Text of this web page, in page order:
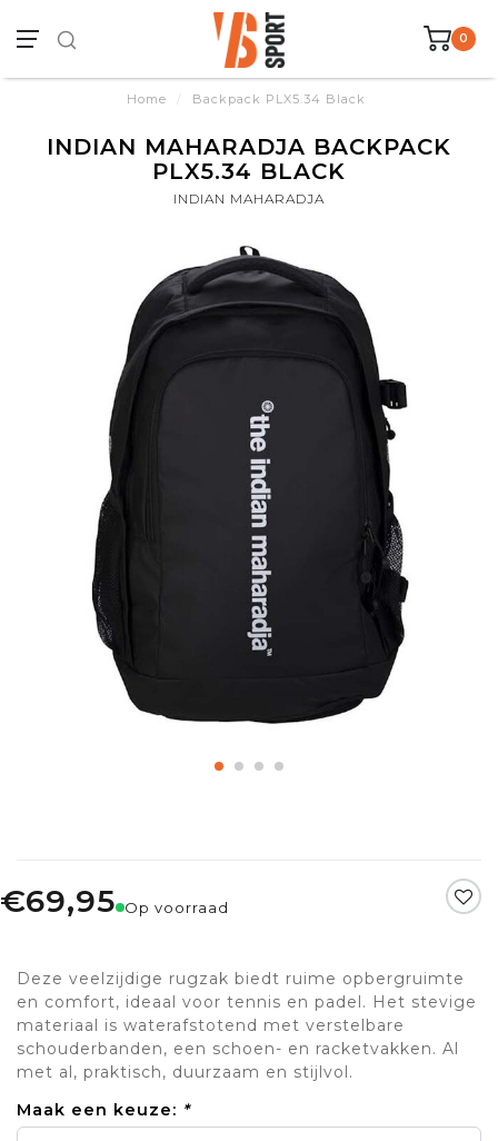
0
Home / Backpack PLX5.34 Black
INDIAN MAHARADJA BACKPACK
PLX5.34 BLACK
INDIAN MAHARADJA
€69,95 Op voorraad
Deze veelzijdige rugzak biedt ruime opbergruimte
en comfort, ideaal voor tennis en padel. Het stevige
materiaal is waterafstotend met verstelbare
schouderbanden, een schoen- en racketvakken. Al
met al, praktisch, duurzaam en stijlvol.
Maak een keuze: *